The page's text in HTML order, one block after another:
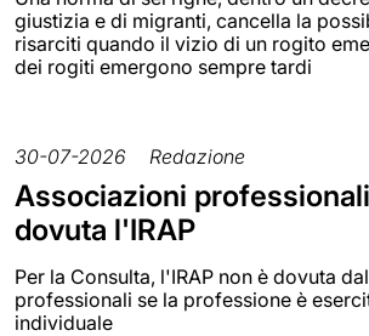
giustizia e di migranti, cancella la
risarciti quando il vizio di un rogito
dei rogiti emergono sempre tardi
30-07-2026 Redazione
Associazioni
dovuta l'IRAP
Per la Consulta, l'IRAP non è dovuta
professionali se la professione è
individuale